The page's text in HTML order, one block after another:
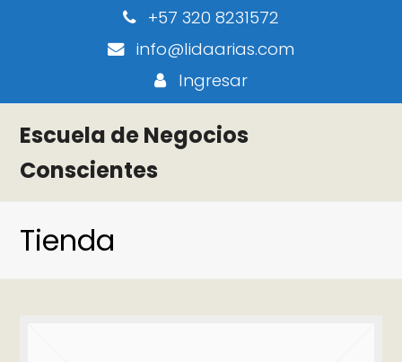
+57 320 8231572
info@lidaarias.com
Ingresar
Escuela de Negocios
Conscientes
Tienda